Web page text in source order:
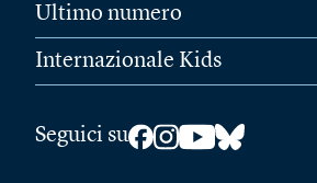
Ultimo numero
Internazionale Kids
Seguici su